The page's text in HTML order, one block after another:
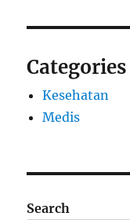
Categories
Kesehatan
Medis
Search